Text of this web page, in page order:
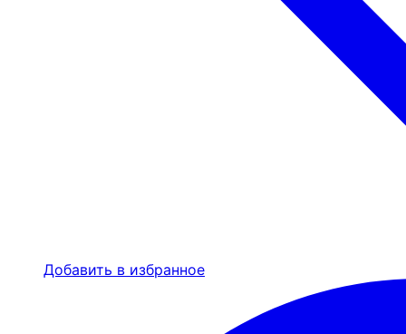
Добавить в избранное